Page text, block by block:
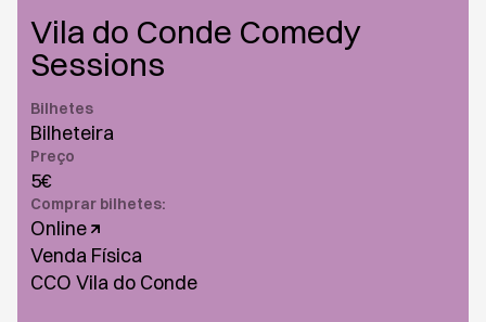
Vila do Conde Comedy
Sessions
Bilhetes
Bilheteira
Preço
5€
Comprar bilhetes:
Online
Venda Física
CCO Vila do Conde